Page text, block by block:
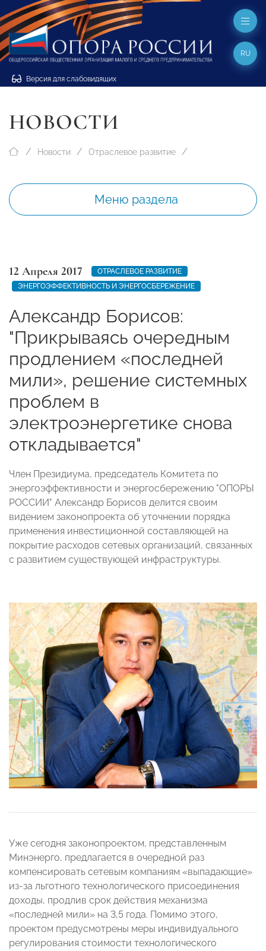
Версия для слабовидящих
RU
НОВОСТИ
Новости Отраслевое развитие
Меню раздела
12 Апреля 2017
ОТРАСЛЕВОЕ РАЗВИТИЕ
ЭНЕРГОЭФФЕКТИВНОСТЬ И ЭНЕРГОСБЕРЕЖЕНИЕ
Александр Борисов:
"Прикрываясь очередным
продлением «последней
мили», решение системных
проблем в
электроэнергетике снова
откладывается"
Член Президиума, председатель Комитета по
энергоэффективности и энергосбережению "ОПОРЫ
РОССИИ" Александр Борисов делится своим
видением законопроекта об уточнении порядка
применения инвестиционной составляющей на
покрытие расходов сетевых организаций, связанных
с развитием существующей инфраструктуры.
Уже сегодня законопроектом, представленным
Минэнерго, предлагается в очередной раз
компенсировать сетевым компаниям «выпадающие»
из-за льготного технологического присоединения
доходы, продлив срок действия механизма
«последней мили» на 3,5 года. Помимо этого,
проектом предусмотрены меры индивидуального
регулирования стоимости технологического